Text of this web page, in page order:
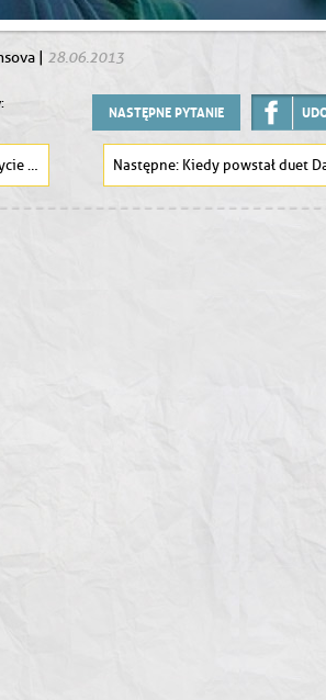
28.06.2013
NASTĘPNE PYTANIE
Kiedy powstał duet